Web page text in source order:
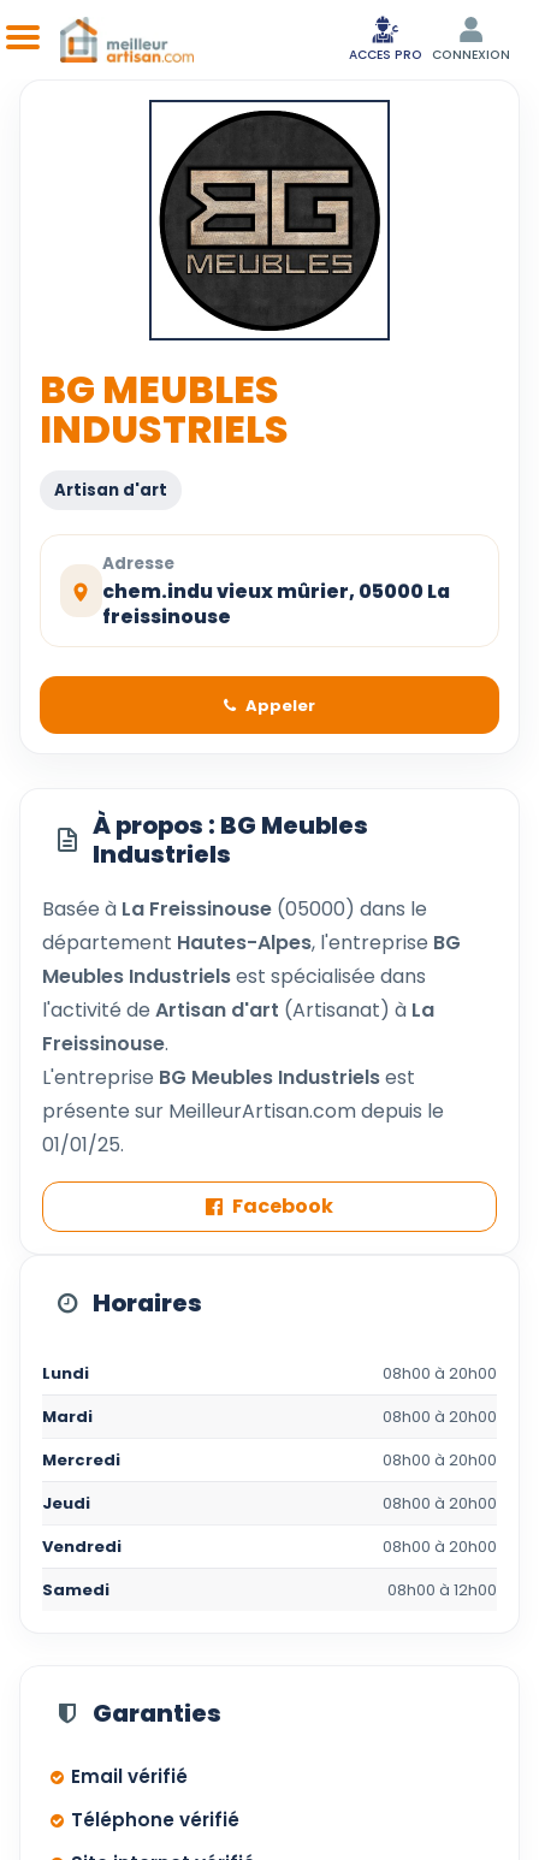
ACCES PRO CONNEXION
BG MEUBLES
INDUSTRIELS
Artisan d'art
Adresse
chem.indu vieux mûrier, 05000 La
freissinouse
Appeler
À propos : BG Meubles
Industriels
Basée à La Freissinouse (05000) dans le
département Hautes-Alpes, l'entreprise BG
Meubles Industrielsest spécialisée dans
l'activité de Artisan d'art (Artisanat) à La
Freissinouse.
L'entreprise BG Meubles Industrielsest
présente sur MeilleurArtisan.com depuis le
01/01/25.
Facebook
Horaires
Lundi
08h00 à 20h00
Mardi
08h00 à 20h00
Mercredi
08h00 à 20h00
Jeudi
08h00 à 20h00
Vendredi
08h00 à 20h00
Samedi
08h00 à 12h00
Garanties
Email vérifié
Téléphone vérifié